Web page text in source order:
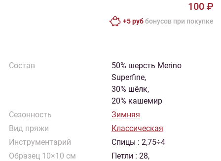
100 ₽
+5 руббонусов при покупке
Состав
50% шерсть Merino
Superfine,
30% шёлк,
20% кашемир
Сезонность
Зимняя
Вид пряжи
Классическая
Инструментарий
Спицы : 2,75÷4
Образец 10×10 см
Петли : 28,